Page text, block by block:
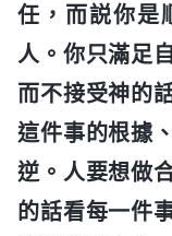
任，而説你是
人。你只滿足
而不接受神的
這件事的根據
逆。人要想做
的話看每一件